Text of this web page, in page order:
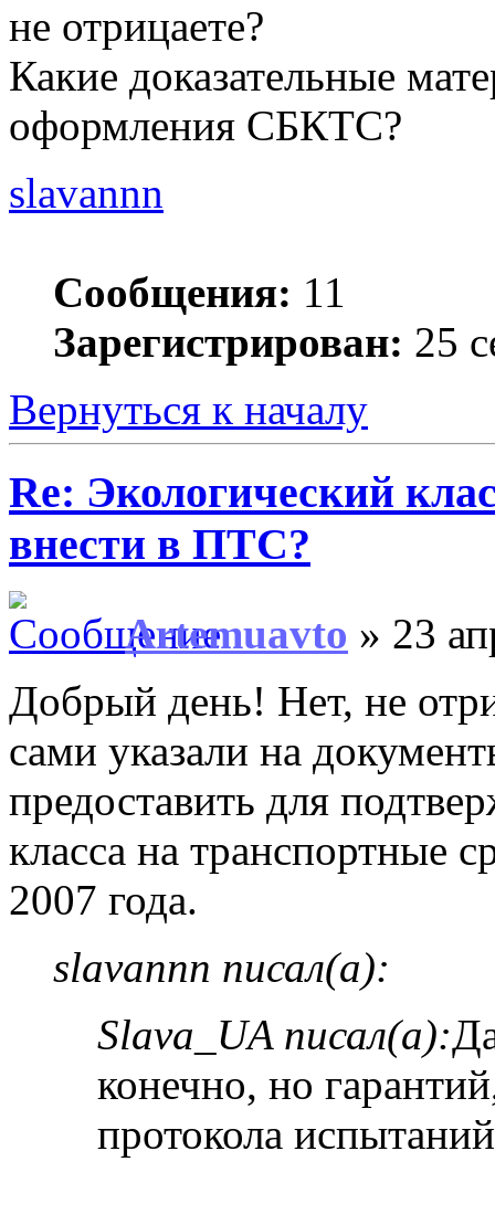
не отрицаете?
Какие доказательные
оформления СБКТС?
slavannn
Сообщения: 11
Зарегистрирован: 25
Вернуться к началу
Re: Экологический
внести в ПТС?
Artemuavto » 23
Добрый день! Нет, не
сами указали на
предоставить для
класса на транспортные
2007 года.
slavannn писал(а):
Slava_UA писал(а):
конечно, но
протокола